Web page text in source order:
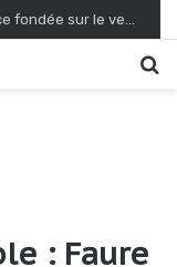
Filière café-cacao au Togo : une relance fondée sur le verdissement et la qualité
: Faure